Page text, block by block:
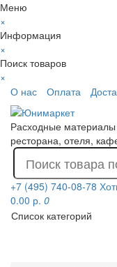
Меню
×
Информация
×
Поиск товаров
×
О нас
Оплата
Расходные
ресторана, отеля,
+7 (495) 740-08-78
0.00 р. 0
Список категорий